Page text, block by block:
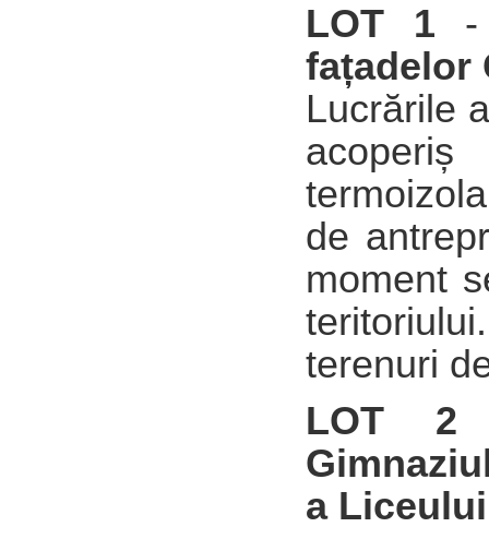
LOT 1 -
fațadelor
Lucrările
de
moment
terenuri
LOT 2
a